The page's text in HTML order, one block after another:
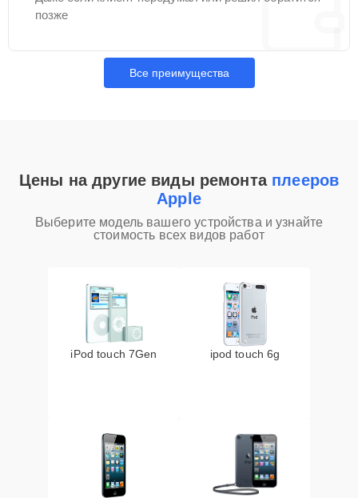
позже
Все преимущества
Цены на другие виды ремонта плееров
Apple
Выберите модель вашего устройства и узнайте
стоимость всех видов работ
iPod touch 7Gen ipod touch 6g